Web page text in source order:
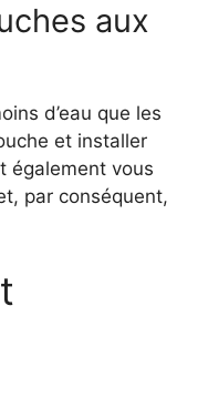
aux
d’eau que les
et installer
également vous
par conséquent,